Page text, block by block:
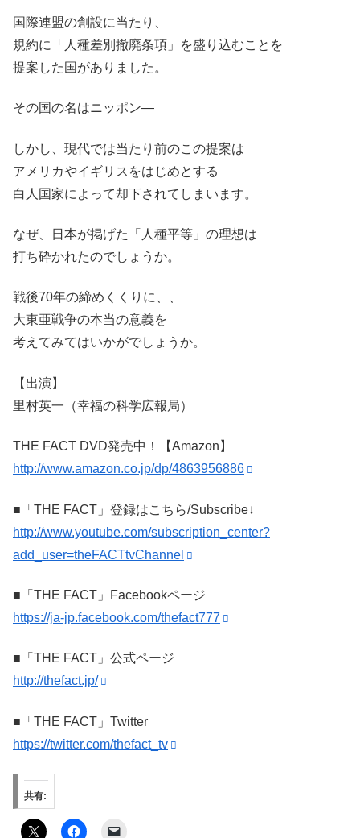
国際連盟の創設に当たり、
規約に「人種差別撤廃条項」を盛り込むことを
提案した国がありました。
その国の名はニッポン―
しかし、現代では当たり前のこの提案は
アメリカやイギリスをはじめとする
白人国家によって却下されてしまいます。
なぜ、日本が掲げた「人種平等」の理想は
打ち砕かれたのでしょうか。
戦後70年の締めくくりに、、
大東亜戦争の本当の意義を
考えてみてはいかがでしょうか。
【出演】
里村英一（幸福の科学広報局）
THE FACT DVD発売中！【Amazon】
http://www.amazon.co.jp/dp/4863956886
■「THE FACT」登録はこちら/Subscribe↓
http://www.youtube.com/subscription_center?
add_user=theFACTtvChannel
■「THE FACT」Facebookページ
https://ja-jp.facebook.com/thefact777
■「THE FACT」公式ページ
http://thefact.jp/
■「THE FACT」Twitter
https://twitter.com/thefact_tv
共有: